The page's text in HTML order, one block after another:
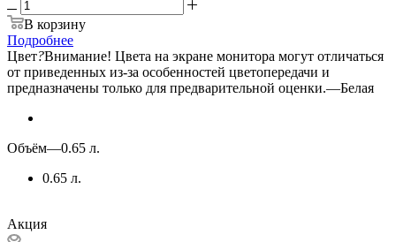
В корзину
Подробнее
Цвет?Внимание! Цвета на экране монитора могут отличаться
от приведенных из-за особенностей цветопередачи и
предназначены только для предварительной оценки.—Белая
Объём—0.65 л.
0.65 л.
Акция